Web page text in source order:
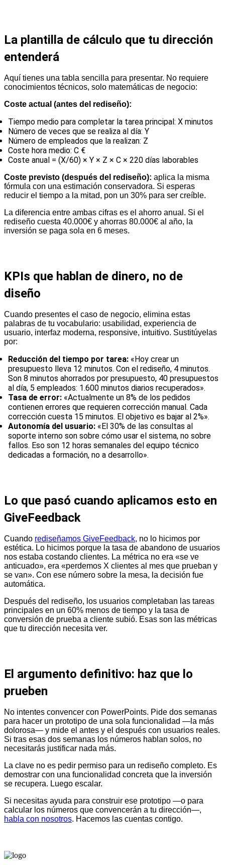
La plantilla de cálculo que tu dirección
entenderá
Aquí tienes una tabla sencilla para presentar. No requiere
conocimientos técnicos, solo matemáticas de negocio:
Coste actual (antes del rediseño):
Tiempo medio para completar la tarea principal: X minutos
Número de veces que se realiza al día: Y
Número de empleados que la realizan: Z
Coste hora medio: C €
Coste anual = (X/60) × Y × Z × C × 220 días laborables
Coste previsto (después del rediseño): aplica la misma
fórmula con una estimación conservadora. Si esperas
reducir el tiempo a la mitad, pon un 30% para ser creíble.
La diferencia entre ambas cifras es el ahorro anual. Si el
rediseño cuesta 40.000€ y ahorras 80.000€ al año, la
inversión se paga sola en 6 meses.
KPIs que hablan de dinero, no de
diseño
Cuando presentes el caso de negocio, elimina estas
palabras de tu vocabulario: usabilidad, experiencia de
usuario, interfaz moderna, responsive, intuitivo. Sustitúyelas
por:
Reducción del tiempo por tarea: «Hoy crear un
presupuesto lleva 12 minutos. Con el rediseño, 4 minutos.
Son 8 minutos ahorrados por presupuesto, 40 presupuestos
al día, 5 empleados: 1.600 minutos diarios recuperados».
Tasa de error: «Actualmente un 8% de los pedidos
contienen errores que requieren corrección manual. Cada
corrección cuesta 15 minutos. El objetivo es bajar al 2%».
Autonomía del usuario: «El 30% de las consultas al
soporte interno son sobre cómo usar el sistema, no sobre
fallos. Eso son 12 horas semanales del equipo técnico
dedicadas a formación, no a desarrollo».
Lo que pasó cuando aplicamos esto en
GiveFeedback
Cuando rediseñamos GiveFeedback, no lo hicimos por
estética. Lo hicimos porque la tasa de abandono de usuarios
nos estaba costando clientes. La métrica no era «se ve
anticuado», era «perdemos X clientes al mes que prueban y
se van». Con ese número sobre la mesa, la decisión fue
automática.
Después del rediseño, los usuarios completaban las tareas
principales en un 60% menos de tiempo y la tasa de
conversión de prueba a cliente subió. Esas son las métricas
que tu dirección necesita ver.
El argumento definitivo: haz que lo
prueben
No intentes convencer con PowerPoints. Pide dos semanas
para hacer un prototipo de una sola funcionalidad —la más
dolorosa— y mide el antes y el después con usuarios reales.
Si tras esas dos semanas los números hablan solos, no
necesitarás justificar nada más.
La clave no es pedir permiso para un rediseño completo. Es
demostrar con una funcionalidad concreta que la inversión
se recupera. Luego escalar.
Si necesitas ayuda para construir ese prototipo —o para
calcular los números que convencerán a tu dirección—,
habla con nosotros. Hacemos las cuentas contigo.